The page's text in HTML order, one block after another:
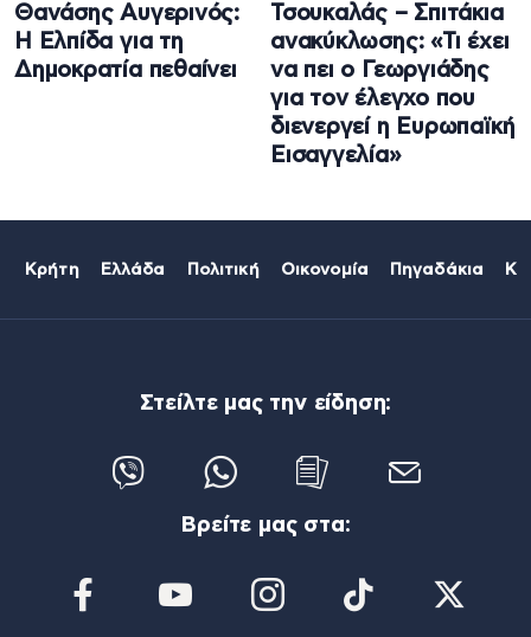
Θανάσης Αυγερινός:
Η Ελπίδα για τη
Δημοκρατία πεθαίνει
Τσουκαλάς – Σπιτάκια
ανακύκλωσης: «Τι έχει
να πει ο Γεωργιάδης
για τον έλεγχο που
διενεργεί η Ευρωπαϊκή
Εισαγγελία»
Κρήτη Ελλάδα Πολιτική Οικονομία Πηγαδάκια
Στείλτε μας την είδηση:
Βρείτε μας στα: